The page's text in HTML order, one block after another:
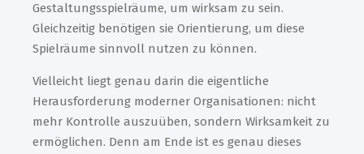
Gestaltungsspielräume, um wirksam zu sein.
Gleichzeitig benötigen sie Orientierung, um diese
Spielräume sinnvoll nutzen zu können.
Vielleicht liegt genau darin die eigentliche
Herausforderung moderner Organisationen: nicht
mehr Kontrolle auszuüben, sondern Wirksamkeit zu
ermöglichen. Denn am Ende ist es genau dieses